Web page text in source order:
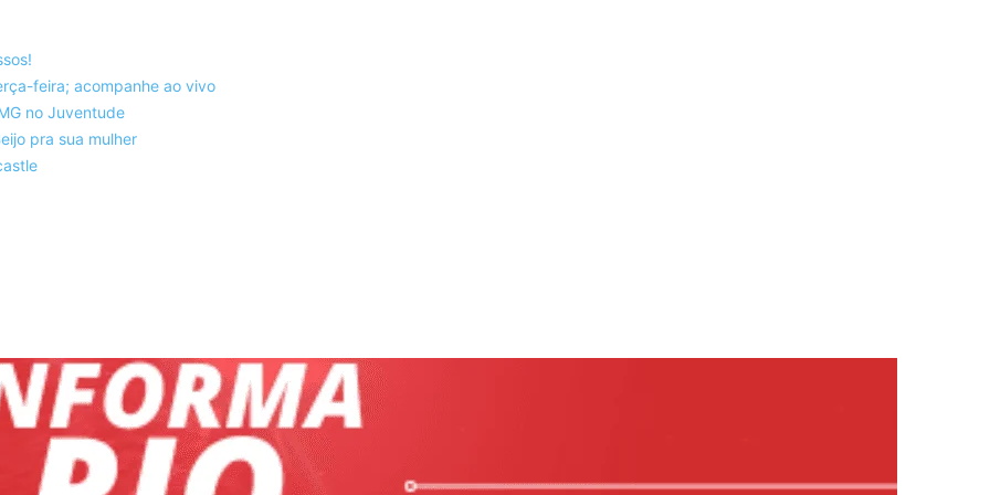
feira; acompanhe ao vivo
no Juventude
pra sua mulher